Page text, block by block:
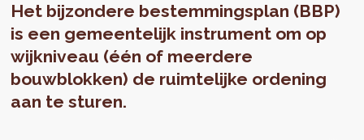
Het bijzondere bestemmingsplan (BBP)
is een gemeentelijk instrument om op
wijkniveau (één of meerdere
bouwblokken) de ruimtelijke ordening
aan te sturen.